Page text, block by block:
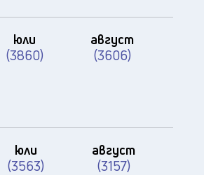
юли
(3860)
август
(3606)
юли
(3563)
август
(3157)